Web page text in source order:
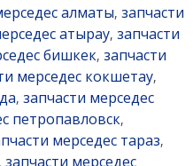
алматы, запчасти
атырау, запчасти
бишкек, запчасти
мерседес кокшетау,
, запчасти мерседес
петропавловск,
мерседес тараз,
, запчасти мерседес